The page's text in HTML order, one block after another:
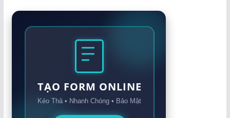
TẠO FORM ONLINE
Kéo Thả • Nhanh Chóng • Bảo Mật